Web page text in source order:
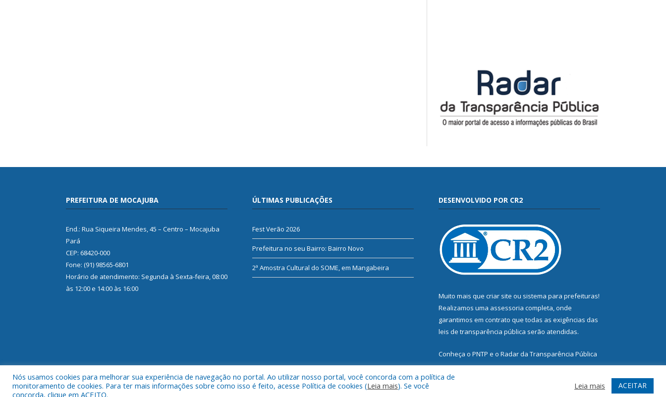
PREFEITURA DE MOCAJUBA
End.: Rua Siqueira Mendes, 45 – Centro – Mocajuba
Pará
CEP: 68420-000
Fone: (91) 98565-6801
Horário de atendimento: Segunda à Sexta-feira, 08:00
às 12:00 e 14:00 às 16:00
ÚLTIMAS PUBLICAÇÕES
Fest Verão 2026
Prefeitura no seu Bairro: Bairro Novo
2ª Amostra Cultural do SOME, em Mangabeira
DESENVOLVIDO POR CR2
Muito mais que criar site ou sistema para prefeituras!
Realizamos uma assessoria completa, onde
garantimos em contrato que todas as exigências das
leis de transparência pública serão atendidas.
Conheça o PNTP e o Radar da Transparência Pública
Nós usamos cookies para melhorar sua experiência de navegação no portal. Ao utilizar nosso portal, você concorda com a política de
monitoramento de cookies. Para ter mais informações sobre como isso é feito, acesse Política de cookies (Leia mais). Se você
concorda, clique em ACEITO.
Leia mais ACEITAR